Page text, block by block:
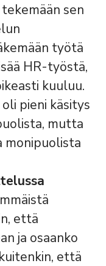
sen
työtä
HR-työstä,
kuuluu.
pieni käsitys
mutta
monipuolista
että
ja osaanko
että